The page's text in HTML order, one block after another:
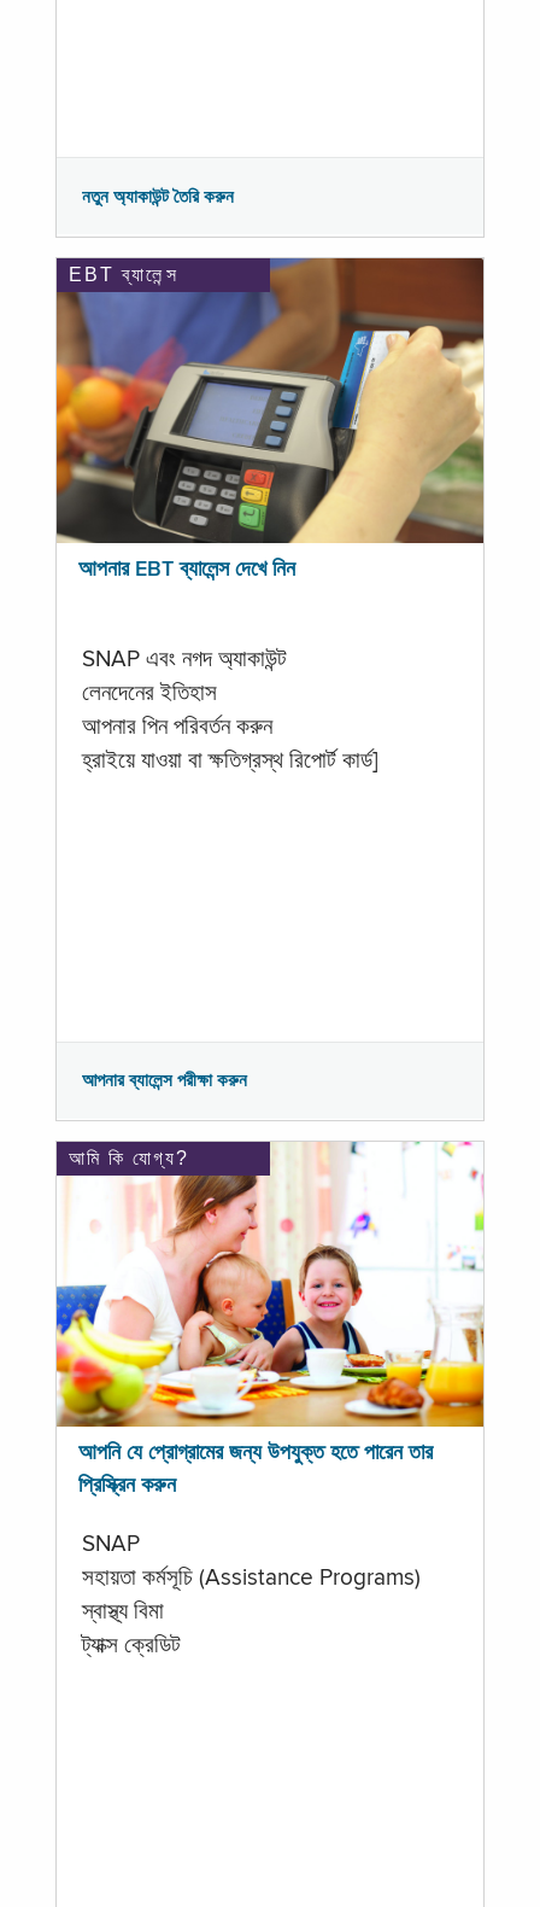
নতুন অ্যাকাউন্ট তৈরি করুন
EBT ব্যালেন্স
আপনার EBT ব্যালেন্স দেখে নিন
SNAP এবং নগদ অ্যাকাউন্ট
লেনদেনের ইতিহাস
আপনার পিন পরিবর্তন করুন
হ্রাইয়ে যাওয়া বা ক্ষতিগ্রস্থ রিপোর্ট কার্ড]
আপনার ব্যালেন্স পরীক্ষা করুন
আমি কি যোগ্য?
আপনি যে প্রোগ্রামের জন্য উপযুক্ত হতে পারেন তার
প্রিস্ক্রিন করুন
SNAP
সহায়তা কর্মসূচি (Assistance Programs)
স্বাস্থ্য বিমা
ট্যাক্স ক্রেডিট